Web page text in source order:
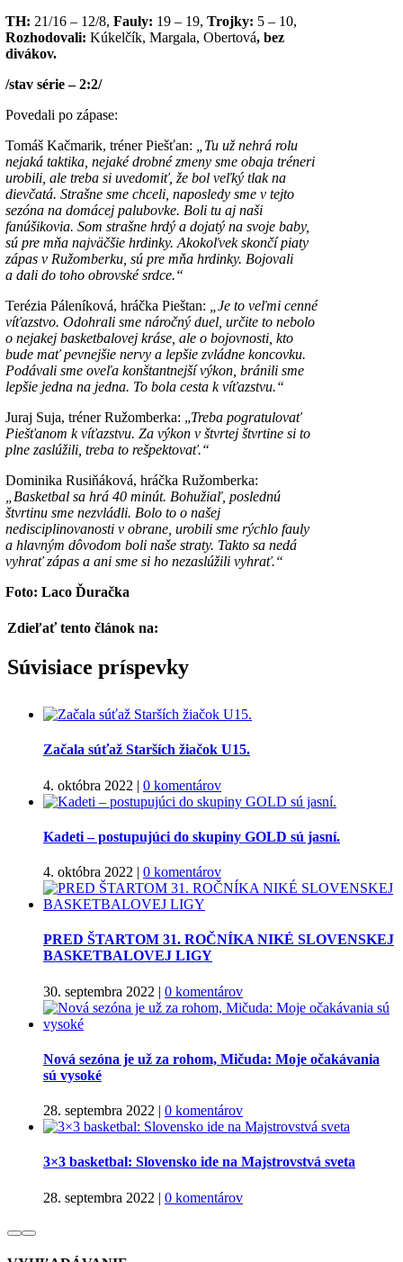
TH: 21/16 – 12/8,Fauly: 19 – 19,Trojky: 5 – 10,
Rozhodovali: Kúkelčík, Margala, Obertová, bez
divákov.
/stav série – 2:2/
Povedali po zápase:
Tomáš Kačmarik, tréner Piešťan: „Tu už nehrá rolu
nejaká taktika, nejaké drobné zmeny sme obaja tréneri
urobili, ale treba si uvedomiť, že bol veľký tlak na
dievčatá. Strašne sme chceli, naposledy sme v tejto
sezóna na domácej palubovke. Boli tu aj naši
fanúšikovia. Som strašne hrdý a dojatý na svoje baby,
sú pre mňa najväčšie hrdinky. Akokoľvek skončí piaty
zápas v Ružomberku, sú pre mňa hrdinky. Bojovali
a dali do toho obrovské srdce.“
Terézia Páleníková, hráčka Pieštan: „Je to veľmi cenné
víťazstvo. Odohrali sme náročný duel, určite to nebolo
o nejakej basketbalovej kráse, ale o bojovnosti, kto
bude mať pevnejšie nervy a lepšie zvládne koncovku.
Podávali sme oveľa konštantnejší výkon, bránili sme
lepšie jedna na jedna. To bola cesta k víťazstvu.“
Juraj Suja, tréner Ružomberka: „Treba pogratulovať
Piešťanom k víťazstvu. Za výkon v štvrtej štvrtine si to
plne zaslúžili, treba to rešpektovať.“
Dominika Rusiňáková, hráčka Ružomberka:
„Basketbal sa hrá 40 minút. Bohužiaľ, poslednú
štvrtinu sme nezvládli. Bolo to o našej
nedisciplinovanosti v obrane, urobili sme rýchlo fauly
a hlavným dôvodom boli naše straty. Takto sa nedá
vyhrať zápas a ani sme si ho nezaslúžili vyhrať.“
Foto: Laco Ďuračka
Zdieľať tento článok na:
Facebook
Twitter
Súvisiace príspevky
Začala súťaž Starších žiačok U15.
4. októbra 2022 | 0 komentárov
Kadeti – postupujúci do skupiny GOLD sú jasní.
4. októbra 2022 | 0 komentárov
PRED ŠTARTOM 31. ROČNÍKA NIKÉ SLOVENSKEJ
BASKETBALOVEJ LIGY
30. septembra 2022 | 0 komentárov
Nová sezóna je už za rohom, Mičuda: Moje očakávania
sú vysoké
28. septembra 2022 | 0 komentárov
3×3 basketbal: Slovensko ide na Majstrovstvá sveta
28. septembra 2022 | 0 komentárov